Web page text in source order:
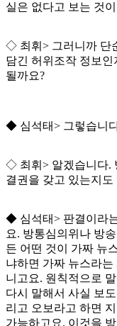
실은 없다고 보는 것
◇ 최휘 > 그러니까 단
담긴 허위조작 정보
될까요?
◆ 심석태> 그렇습니
◇ 최휘 > 알겠습니다.
결권을 갖고 있는지도
◆ 심석태> 판결이라
요. 방통심의위나 방
든 어떤 것이 가짜 뉴
냐하면 가짜 뉴스라
니고요. 원칙적으로
다시 말해서 사실 보
리고 오보라고 하면
가능하고요. 이것을